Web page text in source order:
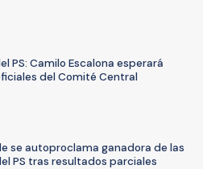
PS: Camilo Escalona esperará
del Comité Central
se autoproclama ganadora de las
PS tras resultados parciales